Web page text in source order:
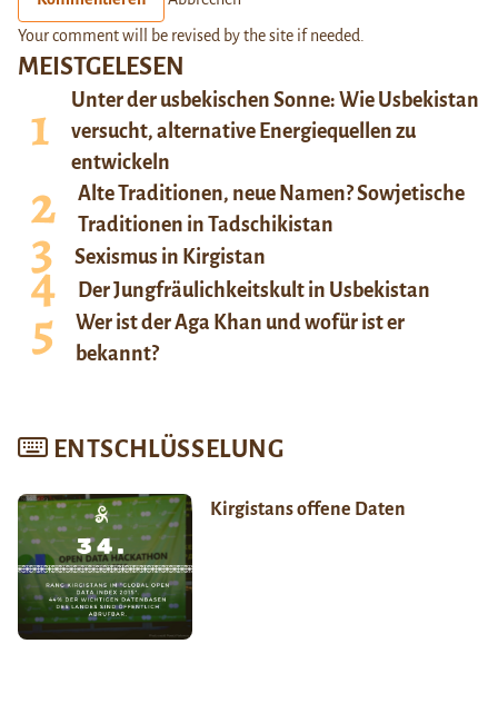
MEISTGELESEN
Unter der usbekischen Sonne: Wie Usbekistan
versucht, alternative Energiequellen zu
entwickeln
Alte Traditionen, neue Namen? Sowjetische
Traditionen in Tadschikistan
Sexismus in Kirgistan
Der Jungfräulichkeitskult in Usbekistan
Wer ist der Aga Khan und wofür ist er
bekannt?
ENTSCHLÜSSELUNG
Kirgistans offene Daten
Your comment will be revised by the site if needed.